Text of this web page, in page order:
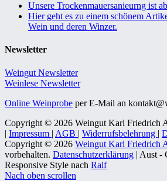
Unsere Trockenmauersanieurng ist
Hier geht es zu einem schönem
Wein und deren Winzer.
Newsletter
Weingut Newsletter
Weinlese Newsletter
Online Weinprobe per E-Mail an
Copyright © 2026 Weingut Karl Friedrich
| Impressum | AGB | Widerrufsbelehrung |
Copyright © 2026 Weingut Karl Friedrich
vorbehalten. Datenschutzerklärung | Aust -
Responsive Style nach Ralf
Nach oben scrollen